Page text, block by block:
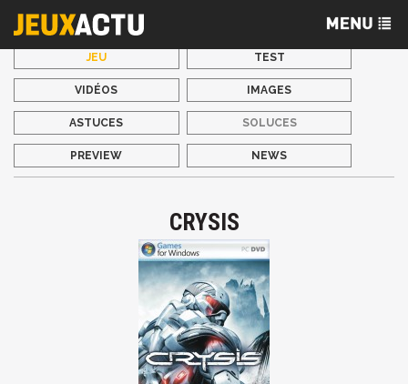
JEU TEST
VIDÉOS IMAGES
ASTUCES SOLUCES
PREVIEW NEWS
CRYSIS